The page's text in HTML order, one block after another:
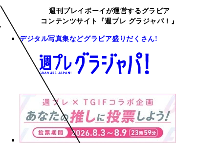
週刊プレイボーイが運営するグラビア
コンテンツサイト『週プレ グラジャパ！』
デジタル写真集などグラビア盛りだくさん!